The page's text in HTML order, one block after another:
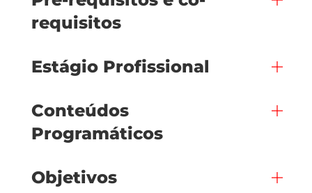
requisitos
Estágio Profissional
Conteúdos
Programáticos
Objetivos